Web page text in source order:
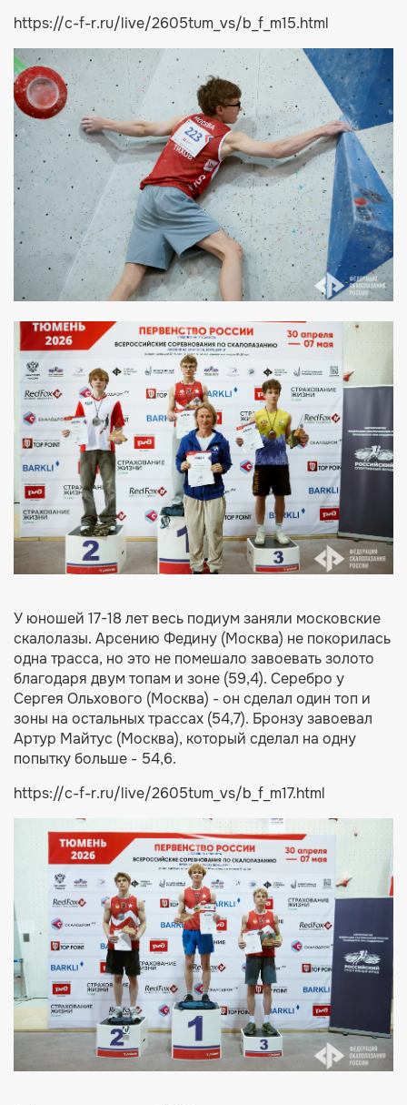
https://c-f-r.ru/live/2605tum_vs/b_f_m15.html
У юношей 17-18 лет весь подиум заняли московские
скалолазы. Арсению Федину (Москва) не покорилась
одна трасса, но это не помешало завоевать золото
благодаря двум топам и зоне (59,4). Серебро у
Сергея Ольхового (Москва) - он сделал один топ и
зоны на остальных трассах (54,7). Бронзу завоевал
Артур Майтус (Москва), который сделал на одну
попытку больше - 54,6.
https://c-f-r.ru/live/2605tum_vs/b_f_m17.html